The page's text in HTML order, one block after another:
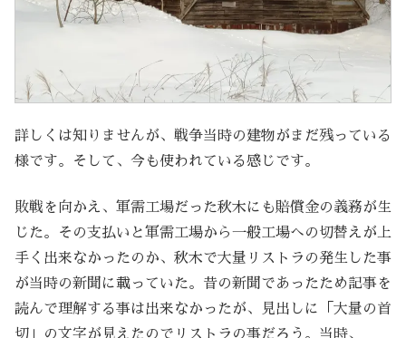
詳しくは知りませんが、戦争当時の建物がまだ残っている
様です。そして、今も使われている感じです。
敗戦を向かえ、軍需工場だった秋木にも賠償金の義務が生
じた。その支払いと軍需工場から一般工場への切替えが上
手く出来なかったのか、秋木で大量リストラの発生した事
が当時の新聞に載っていた。昔の新聞であったため記事を
読んで理解する事は出来なかったが、見出しに「大量の首
切」の文字が見えたのでリストラの事だろう。当時、